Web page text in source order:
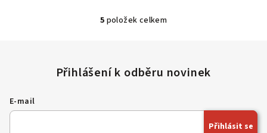
O
á
d
c
5 položek celkem
E-mail
Přihlásit se